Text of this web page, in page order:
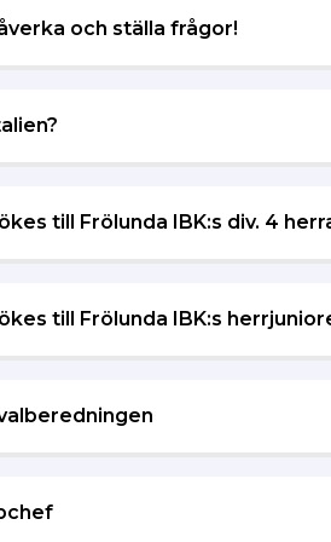
och ställa frågor!
till Frölunda IBK:s div. 4
till Frölunda IBK:s